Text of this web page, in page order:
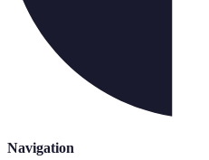
Navigation